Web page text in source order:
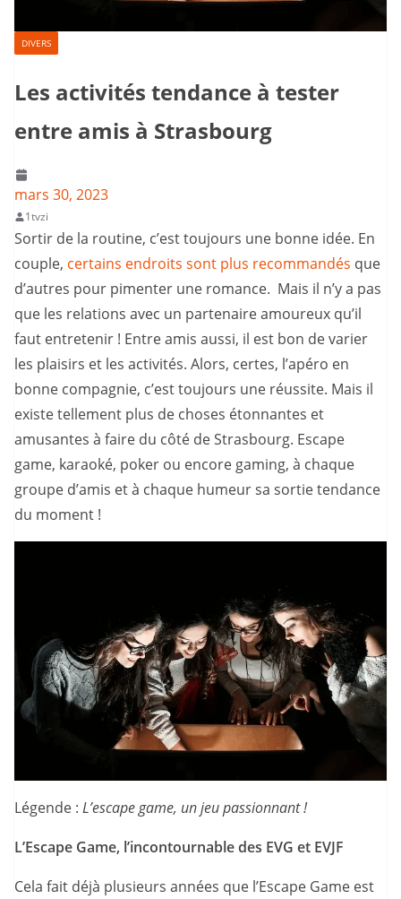
DIVERS
Les activités tendance à tester
entre amis à Strasbourg
mars 30, 2023
1tvzi
Sortir de la routine, c’est toujours une bonne idée. En
couple, certains endroits sont plus recommandés que
d’autres pour pimenter une romance. Mais il n’y a pas
que les relations avec un partenaire amoureux qu’il
faut entretenir ! Entre amis aussi, il est bon de varier
les plaisirs et les activités. Alors, certes, l’apéro en
bonne compagnie, c’est toujours une réussite. Mais il
existe tellement plus de choses étonnantes et
amusantes à faire du côté de Strasbourg. Escape
game, karaoké, poker ou encore gaming, à chaque
groupe d’amis et à chaque humeur sa sortie tendance
du moment !
Légende : L’escape game, un jeu passionnant !
L’Escape Game, l’incontournable des EVG et EVJF
Cela fait déjà plusieurs années que l’Escape Game est